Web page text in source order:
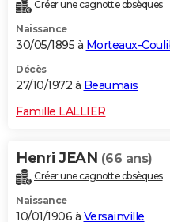
Créer une cagnotte obsèques
Naissance
30/05/1895 à Morteaux-
Décès
27/10/1972 à Beaumais
Famille LALLIER
Henri JEAN (66 ans)
Créer une cagnotte obsèques
Naissance
10/01/1906 à Versainville